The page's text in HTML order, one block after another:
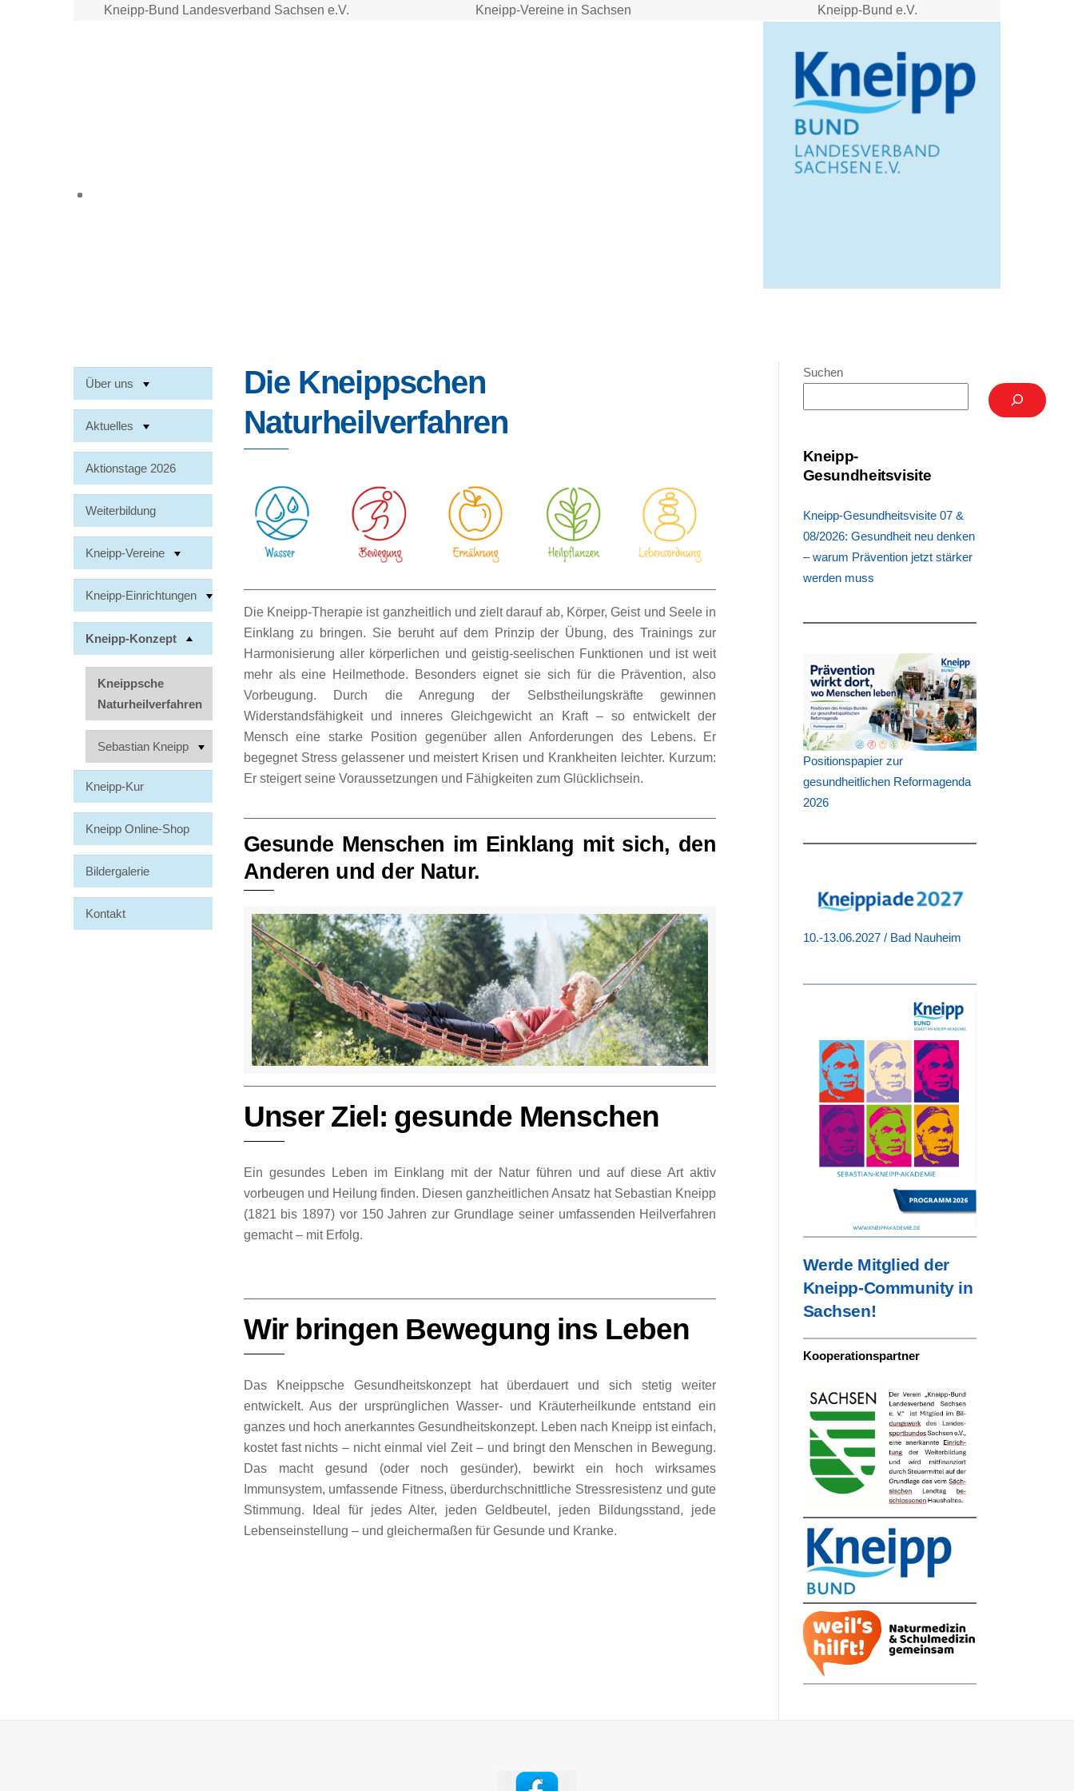
Kneipp-Bund Landesverband Sachsen e.V. Kneipp-Vereine in Sachsen Kneipp-Bund e.V.
Die Kneippschen
Naturheilverfahren
Die Kneipp-Therapie ist ganzheitlich und zielt darauf ab, Körper, Geist und Seele in
Einklang zu bringen. Sie beruht auf dem Prinzip der Übung, des Trainings zur
Harmonisierung aller körperlichen und geistig-seelischen Funktionen und ist weit
mehr als eine Heilmethode. Besonders eignet sie sich für die Prävention, also
Vorbeugung. Durch die Anregung der Selbstheilungskräfte gewinnen
Widerstandsfähigkeit und inneres Gleichgewicht an Kraft – so entwickelt der
Mensch eine starke Position gegenüber allen Anforderungen des Lebens. Er
begegnet Stress gelassener und meistert Krisen und Krankheiten leichter. Kurzum:
Er steigert seine Voraussetzungen und Fähigkeiten zum Glücklichsein.
Gesunde Menschen im Einklang mit sich, den
Anderen und der Natur.
Unser Ziel: gesunde Menschen
Ein gesundes Leben im Einklang mit der Natur führen und auf diese Art aktiv
vorbeugen und Heilung finden. Diesen ganzheitlichen Ansatz hat Sebastian Kneipp
(1821 bis 1897) vor 150 Jahren zur Grundlage seiner umfassenden Heilverfahren
gemacht – mit Erfolg.
Wir bringen Bewegung ins Leben
Das Kneippsche Gesundheitskonzept hat überdauert und sich stetig weiter
entwickelt. Aus der ursprünglichen Wasser- und Kräuterheilkunde entstand ein
ganzes und hoch anerkanntes Gesundheitskonzept. Leben nach Kneipp ist einfach,
kostet fast nichts – nicht einmal viel Zeit – und bringt den Menschen in Bewegung.
Das macht gesund (oder noch gesünder), bewirkt ein hoch wirksames
Immunsystem, umfassende Fitness, überdurchschnittliche Stressresistenz und gute
Stimmung. Ideal für jedes Alter, jeden Geldbeutel, jeden Bildungsstand, jede
Lebenseinstellung – und gleichermaßen für Gesunde und Kranke.
Über uns
Aktuelles
Aktionstage 2026
Weiterbildung
Kneipp-Vereine
Kneipp-Einrichtungen
Kneipp-Konzept
Kneippsche
Naturheilverfahren
Sebastian Kneipp
Kneipp-Kur
Kneipp Online-Shop
Bildergalerie
Kontakt
Suchen
Kneipp-
Gesundheitsvisite
Kneipp-Gesundheitsvisite 07 &
08/2026: Gesundheit neu denken
– warum Prävention jetzt stärker
werden muss
Positionspapier zur
gesundheitlichen Reformagenda
2026
10.-13.06.2027 / Bad Nauheim
Werde Mitglied der
Kneipp-Community in
Sachsen!
Kooperationspartner
Back